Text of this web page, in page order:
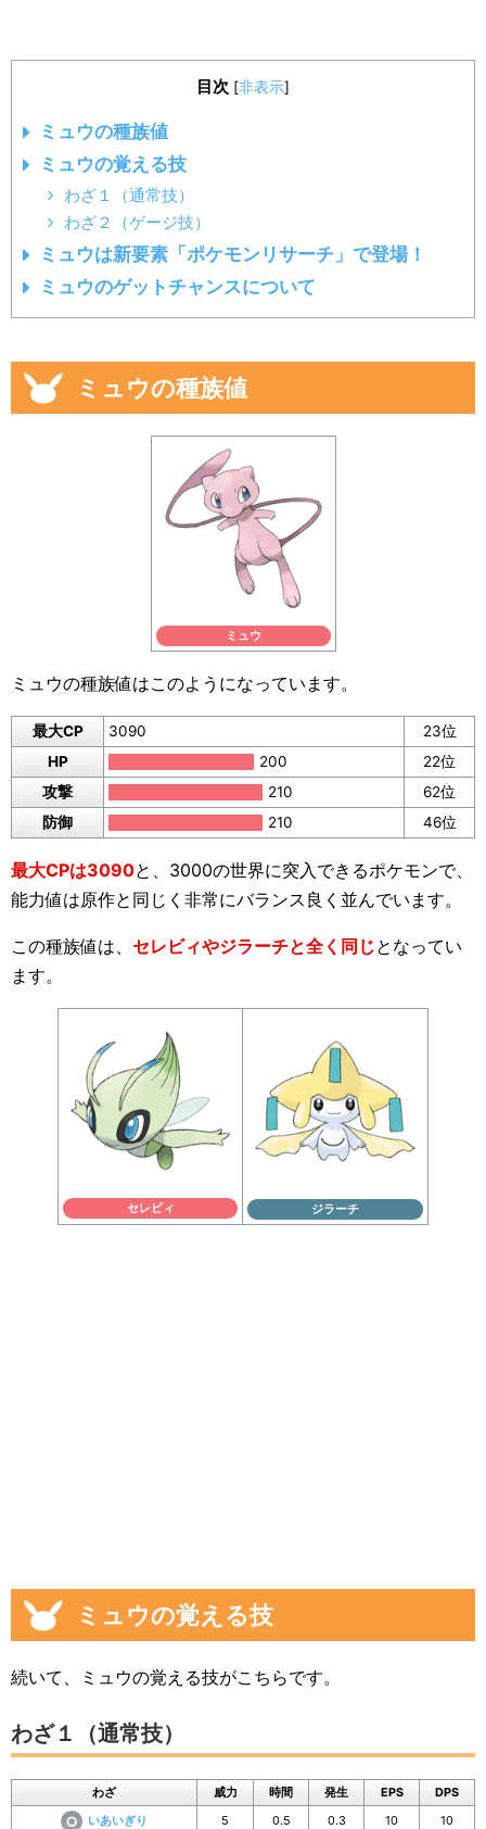
目次 [非表示]
ミュウの種族値
ミュウの覚える技
わざ１（通常技）
わざ２（ゲージ技）
ミュウは新要素「ポケモンリサーチ」で登場！
ミュウのゲットチャンスについて
ミュウの種族値
ミュウ
ミュウの種族値はこのようになっています。
最大CP 3090
23位
HP
200
22位
攻撃
210
62位
防御
210 46位
最大CPは3090と、3000の世界に突入できるポケモンで、
能力値は原作と同じく非常にバランス良く並んでいます。
この種族値は、 セレビィやジラーチと全く同じとなってい
ます。
セレビィ ジラーチ
ミュウの覚える技
続いて、ミュウの覚える技がこちらです。
わざ１（通常技）
わざ 威力 時間 発生 EPS
DPS
いあいぎり
5 0.5 0.3 10 10